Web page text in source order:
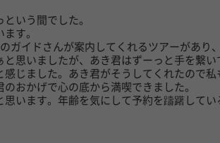
いう間でした。
す。
ガイドさんが案内してくれるツアーがあり
思いましたが、あき君はずーっと手を繋い
じました。あき君がそうしてくれたので私
おかげで心の底から満喫できました。
います。年齢を気にして予約を躊躇してい